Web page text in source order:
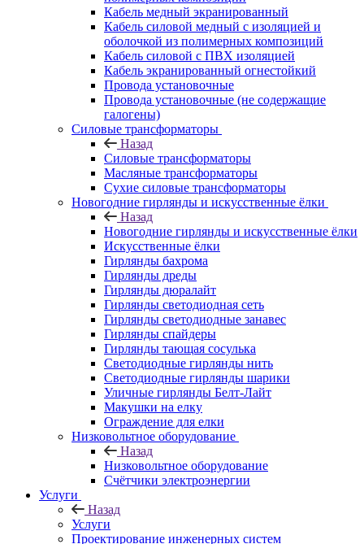
Кабель медный экранированный
Кабель силовой медный с изоляцией и
оболочкой из полимерных композиций
Кабель силовой с ПВХ изоляцией
Кабель экранированный огнестойкий
Провода установочные
Провода установочные (не содержащие
галогены)
Силовые трансформаторы
Назад
Силовые трансформаторы
Масляные трансформаторы
Сухие силовые трансформаторы
Новогодние гирлянды и искусственные ёлки
Назад
Новогодние гирлянды и искусственные ёлки
Искусственные ёлки
Гирлянды бахрома
Гирлянды дреды
Гирлянды дюралайт
Гирлянды светодиодная сеть
Гирлянды светодиодные занавес
Гирлянды спайдеры
Гирлянды тающая сосулька
Светодиодные гирлянды нить
Светодиодные гирлянды шарики
Уличные гирлянды Белт-Лайт
Макушки на елку
Ограждение для елки
Низковольтное оборудование
Назад
Низковольтное оборудование
Счётчики электроэнергии
Услуги
Назад
Услуги
Проектирование инженерных систем